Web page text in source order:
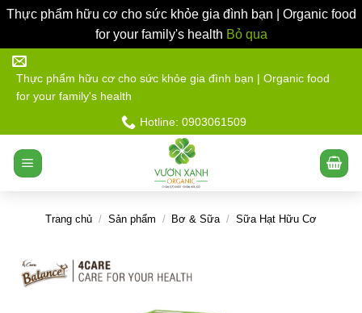
Thực phẩm hữu cơ cho sức khỏe gia đình bạn | Organic food
for your family's health Bỏ qua
Bỏ
qua
nội
Thực phẩm hữu cơ cho sức khỏe gia đình bạn | Organic food
for your family's health
Hotline: 0903061509
Trang chủ / Sản phẩm / Bơ & Sữa / Sữa Hạt Hữu Cơ